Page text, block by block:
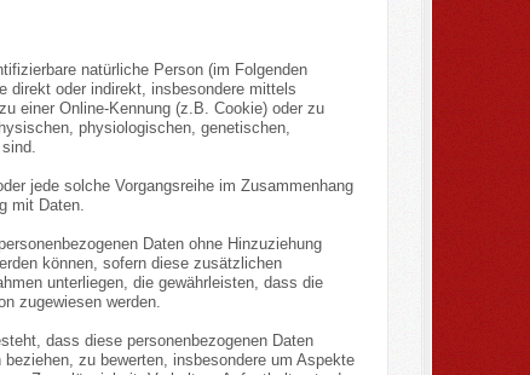
natürliche Person (im Folgenden
direkt oder indirekt, insbesondere mittels
einer Online-Kennung (z.B. Cookie) oder zu
physiologischen, genetischen,
jede solche Vorgangsreihe im Zusammenhang
mit Daten.
Daten ohne Hinzuziehung
können, sofern diese zusätzlichen
unterliegen, die gewährleisten, dass die
zugewiesen werden.
dass diese personenbezogenen Daten
zu bewerten, insbesondere um Aspekte